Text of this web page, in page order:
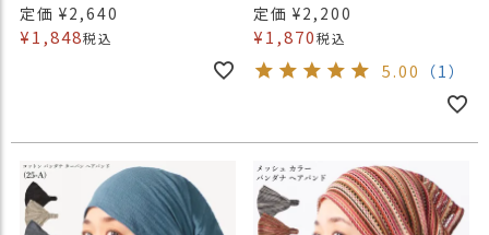
定価 ¥2,640
¥1,848税込
定価 ¥2,200
¥1,870税込
5.00 （1）